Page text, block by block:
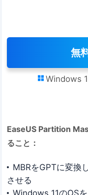
無
 Windows
EaseUS Partition
ること：
MBRをGPTに変換
させる
Windows 11のOS